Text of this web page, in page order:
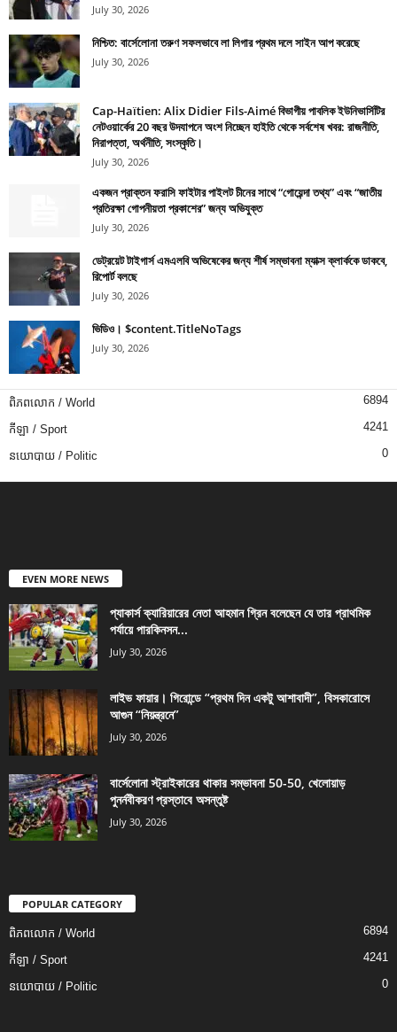
July 30, 2026
নিশ্চিত: বার্সেলোনা তরুণ সফলভাবে লা লিগার প্রথম দলে সাইন আপ করেছে
July 30, 2026
Cap-Haïtien: Alix Didier Fils-Aimé বিভাগীয় পাবলিক ইউনিভার্সিটির
নেটওয়ার্কের 20 বছর উদযাপনে অংশ নিচ্ছেন হাইতি থেকে সর্বশেষ খবর: রাজনীতি,
নিরাপত্তা, অর্থনীতি, সংস্কৃতি।
July 30, 2026
একজন প্রাক্তন ফরাসি ফাইটার পাইলট চীনের সাথে “গোয়েন্দা তথ্য” এবং “জাতীয়
প্রতিরক্ষা গোপনীয়তা প্রকাশের” জন্য অভিযুক্ত
July 30, 2026
ডেট্রয়েট টাইগার্স এমএলবি অভিষেকের জন্য শীর্ষ সম্ভাবনা ম্যাক্স ক্লার্ককে ডাকবে,
রিপোর্ট বলছে
July 30, 2026
ভিডিও। $content.TitleNoTags
July 30, 2026
ពិភពលោក / World 6894
កីឡា / Sport 4241
នយោបាយ / Politic 0
EVEN MORE NEWS
প্যাকার্স ক্যারিয়ারের নেতা আহমান গ্রিন বলেছেন যে তার প্রাথমিক
পর্যায়ে পারকিনসন...
July 30, 2026
লাইভ ফায়ার। গিরোন্ডে “প্রথম দিন একটু আশাবাদী”, বিসকারোসে
আগুন “নিয়ন্ত্রনে”
July 30, 2026
বার্সেলোনা স্ট্রাইকারের থাকার সম্ভাবনা 50-50, খেলোয়াড়
পুনর্নবীকরণ প্রস্তাবে অসন্তুষ্ট
July 30, 2026
POPULAR CATEGORY
ពិភពលោក / World 6894
កីឡា / Sport 4241
នយោបាយ / Politic 0